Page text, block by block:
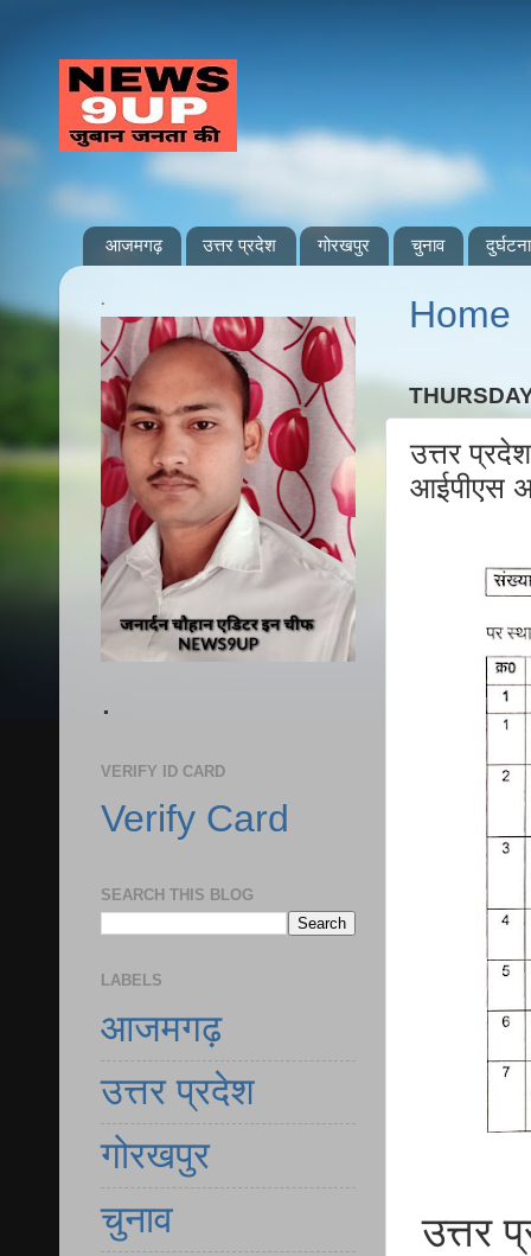
आजमगढ़ उत्तर प्रदेश गोरखपुर चुनाव दुर्घटना
Home
उत्तर
आईपीएस
उत्तर
.
.
VERIFY ID CARD
Verify Card
SEARCH THIS BLOG
LABELS
आजमगढ़
उत्तर प्रदेश
गोरखपुर
चुनाव